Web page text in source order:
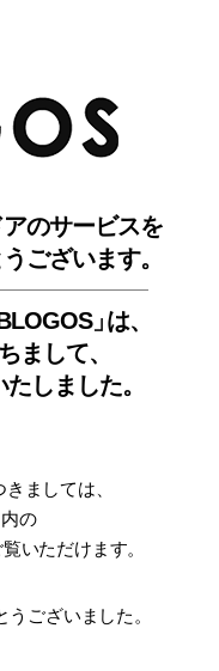
のサービスを
ございます。
」は、
まして、
しました。
きましては
の
いただけます。
うございました。